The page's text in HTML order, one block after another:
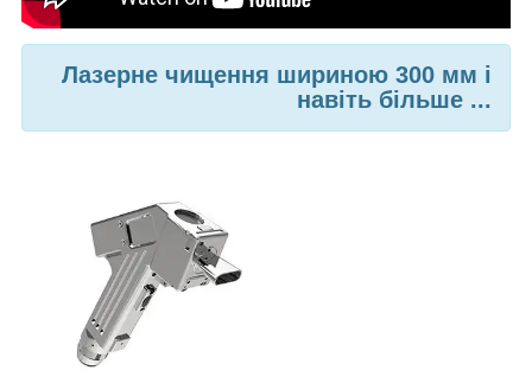
Лазерне чищення шириною 300 мм і
навіть більше ...